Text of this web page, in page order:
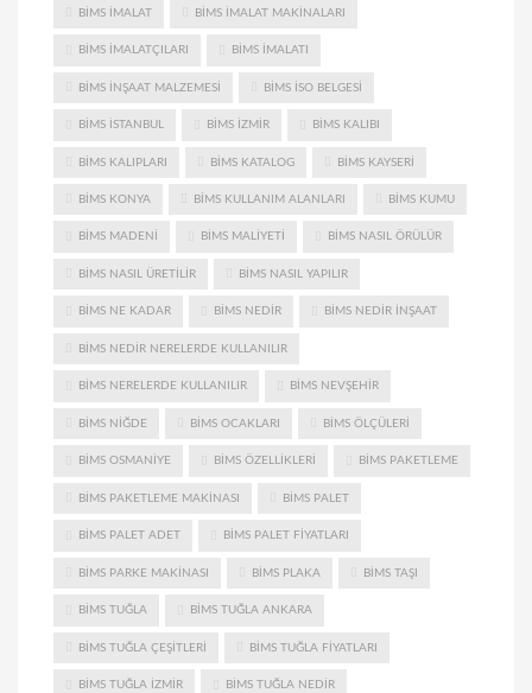
BIMS IMALAT BIMS IMALAT MAKINALARI
BIMS IMALATÇILARI BIMS IMALATI
BIMS INŞAAT MALZEMESI BIMS ISO BELGESI
BIMS ISTANBUL BIMS IZMIR BIMS KALIBI
BIMS KALIPLARI BIMS KATALOG BIMS KAYSERI
BIMS KONYA BIMS KULLANIM ALANLARI BIMS KUMU
BIMS MADENI BIMS MALIYETI BIMS NASIL ÖRÜLÜR
BIMS NASIL ÜRETILIR BIMS NASIL YAPILIR
BIMS NE KADAR BIMS NEDIR BIMS NEDIR INŞAAT
BIMS NEDIR NERELERDE KULLANILIR
BIMS NERELERDE KULLANILIR BIMS NEVŞEHIR
BIMS NIĞDE BIMS OCAKLARI BIMS ÖLÇÜLERI
BIMS OSMANIYE BIMS ÖZELLIKLERI BIMS PAKETLEME
BIMS PAKETLEME MAKINASI BIMS PALET
BIMS PALET ADET BIMS PALET FIYATLARI
BIMS PARKE MAKINASI BIMS PLAKA BIMS TAŞI
BIMS TUĞLA BIMS TUĞLA ANKARA
BIMS TUĞLA ÇEŞITLERI BIMS TUĞLA FIYATLARI
BIMS TUĞLA IZMIR BIMS TUĞLA NEDIR